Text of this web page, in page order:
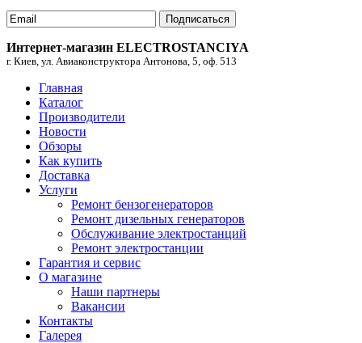
Подписаться
Интернет-магазин ELECTROSTANCIYA
г. Киев, ул. Авиаконструктора Антонова, 5, оф. 513
Главная
Каталог
Производители
Новости
Обзоры
Как купить
Доставка
Услуги
Ремонт бензогенераторов
Ремонт дизельных генераторов
Обслуживание электростанций
Ремонт электростанции
Гарантия и сервис
О магазине
Наши партнеры
Вакансии
Контакты
Галерея